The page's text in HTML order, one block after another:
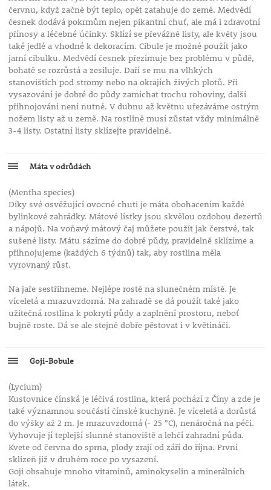
červnu, když začně být teplo, opět zatahuje do země. Medvědí
česnek dodává pokrmům nejen pikantní chuť, ale má i zdravotní
přínosy a léčebné účinky. Sklízí se převážně listy, ale květy jsou
také jedlé a vhodné k dekoracím. Cibule je možné použít jako
jarní cibulku. Medvědí česnek přezimuje bez problému v půdě,
bohatě se rozrůstá a zesiluje. Daří se mu na vlhkých
stanovištích pod stromy nebo na okrajích živých plotů. Při
vysazování je dobré do půdy zamíchat trochu rohoviny, další
přihnojování není nutné. V dubnu až květnu uřezáváme ostrým
nožem listy až u země. Na rostlině musí zůstat vždy minimálně
3-4 listy. Ostatní listy sklízejte pravidelně.
Máta v odrůdách
(Mentha species)
Díky své osvěžující ovocné chuti je máta obohacením každé
bylinkové zahrádky. Mátové lístky jsou skvělou ozdobou dezertů
a nápojů. Na voňavý mátový čaj můžete použít jak čerstvé, tak
sušené listy. Mátu sázíme do dobré půdy, pravidelně sklízíme a
přihnojujeme (každých 6 týdnů) tak, aby rostlina měla
vyrovnaný růst.
Na jaře sestřihneme. Nejlépe rostě na slunečném místě. Je
víceletá a mrazuvzdorná. Na zahradě se dá použít také jako
užitečná rostlina k pokrytí půdy a zaplnění prostoru, neboť
bujně roste. Dá se ale stejně dobře pěstovat i v květináči.
Goji-Bobule
(Lycium)
Kustovnice čínská je léčivá rostlina, která pochází z Číny a zde je
také významnou součástí čínské kuchyně. Je víceletá a dorůstá
do výšky až 2 m. Je mrazuvzdorná (- 25 °C), nenáročná na péči.
Vyhovuje jí teplejší slunné stanoviště a lehčí zahradní půda.
Kvete od června do sprna, plody zrají od září do října. První
sklizeň již v druhém roce po vysazení.
Goji obsahuje mnoho vitamínů, aminokyselin a minerálních
látek.